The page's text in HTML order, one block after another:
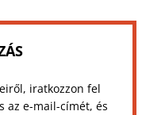
iratkozzon fel
az e-mail-címét, és